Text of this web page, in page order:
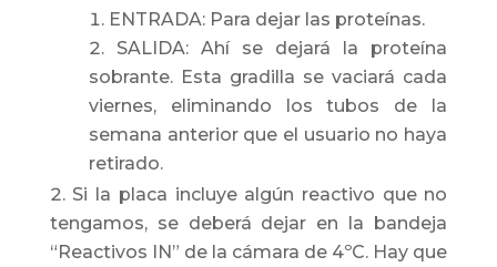
ENTRADA: Para dejar las proteínas.
SALIDA: Ahí se dejará la proteína
sobrante. Esta gradilla se vaciará cada
viernes, eliminando los tubos de la
semana anterior que el usuario no haya
retirado.
Si la placa incluye algún reactivo que no
tengamos, se deberá dejar en la bandeja
“Reactivos IN” de la cámara de 4ºC. Hay que